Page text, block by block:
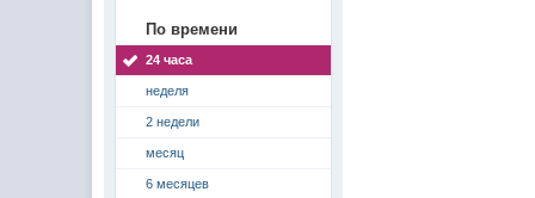
По времени
24 часа
неделя
2 недели
месяц
6 месяцев